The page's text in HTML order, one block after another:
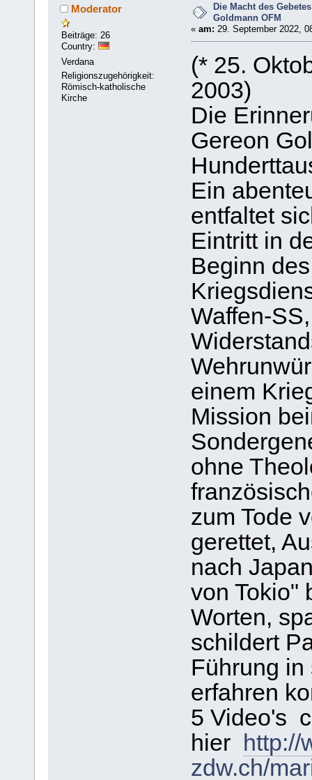
Moderator
Beiträge: 26
Country:
Verdana
Religionszugehörigkeit:
Römisch-katholische
Kirche
Die Macht des
Goldmann OFM
« am: 29. September 2022,
(* 25.
2003)
Die
Gereon
Ein
entfaltet
Eintritt in
Beginn
Waffen-
einem
Mission
ohne
zum Tode
gerettet,
nach
von Tokio"
Worten,
schildert
Führung
erfahren
5 Video's
hier
http://
zdw.ch/